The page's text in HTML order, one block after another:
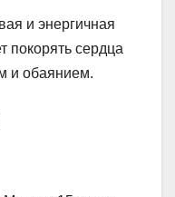
и энергичная
покорять сердца
и обаянием.